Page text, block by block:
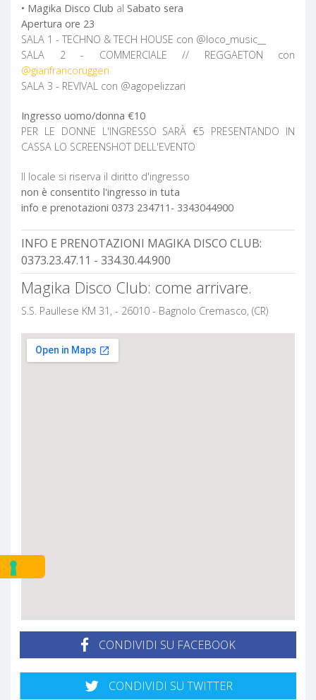
• Magika Disco Club al Sabato sera
Apertura ore 23
SALA 1 - TECHNO & TECH HOUSE con @loco_music__
SALA 2 - COMMERCIALE // REGGAETON con
@gianfrancoruggeri
SALA 3 - REVIVAL con @agopelizzari
Ingresso uomo/donna €10
PER LE DONNE L'INGRESSO SARÀ €5 PRESENTANDO IN
CASSA LO SCREENSHOT DELL'EVENTO
Il locale si riserva il diritto d'ingresso
non è consentito l'ingresso in tuta
info e prenotazioni 0373 234711- 3343044900
INFO E PRENOTAZIONI MAGIKA DISCO CLUB:
0373.23.47.11 - 334.30.44.900
Magika Disco Club: come arrivare.
S.S. Paullese KM 31, - 26010 - Bagnolo Cremasco, (CR)
CONDIVIDI SU FACEBOOK
CONDIVIDI SU TWITTER